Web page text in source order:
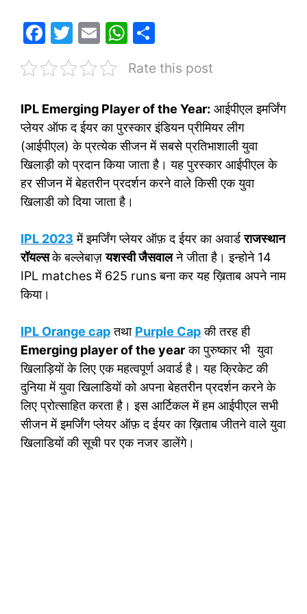
F
a
c
e
b
o
o
k
T
w
itt
er
E
m
ai
l
W
at
A
p
p
ar
e
Rate this post
IPL Emerging Player of the Year: आईपीएल इमर्जिंग
प्लेयर ऑफ द ईयर का पुरस्कार इंडियन प्रीमियर लीग
(आईपीएल) के प्रत्येक सीजन में सबसे प्रतिभाशाली युवा
खिलाड़ी को प्रदान किया जाता है। यह पुरस्कार आईपीएल के
हर सीजन में बेहतरीन प्रदर्शन करने वाले किसी एक युवा
खिलाडी को दिया जाता है।
IPL 2023 में इमर्जिंग प्लेयर ऑफ़ द ईयर का अवार्डराजस्थान
रॉयल्सके बल्लेबाज़यशस्वी जैसवालने जीता है। इन्होने 14
IPL matches में 625 runs बना कर यह ख़िताब अपने नाम
किया।
IPL Orange capतथा Purple Capकी तरह ही
Emerging player of the yearका पुरुष्कार भी युवा
खिलाड़ियों के लिए एक महत्वपूर्ण अवार्ड है। यह क्रिकेट की
दुनिया में युवा खिलाडियों को अपना बेहतरीन प्रदर्शन करने के
लिए प्रोत्साहित करता है। इस आर्टिकल में हम आईपीएल सभी
सीजन में इमर्जिंग प्लेयर ऑफ़ द ईयर का ख़िताब जीतने वाले युवा
खिलाडियों की सूची पर एक नजर डालेंगे।